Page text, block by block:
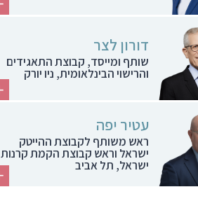
דורון לצר
שותף ומייסד, קבוצת התאגידים
והרישוי הבינלאומית, ניו יורק
עטיר יפה
ראש משותף לקבוצת ההייטק
ישראל וראש קבוצת הקמת קרנות
ישראל, תל אביב